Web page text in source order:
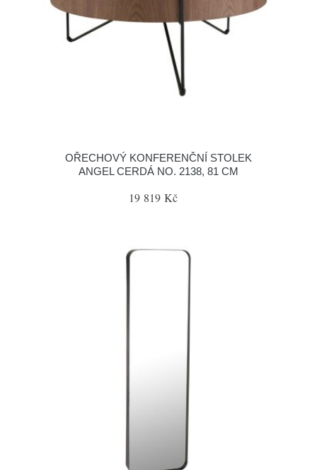
OŘECHOVÝ KONFERENČNÍ STOLEK
ANGEL CERDÁ NO. 2138, 81 CM
19 819 Kč